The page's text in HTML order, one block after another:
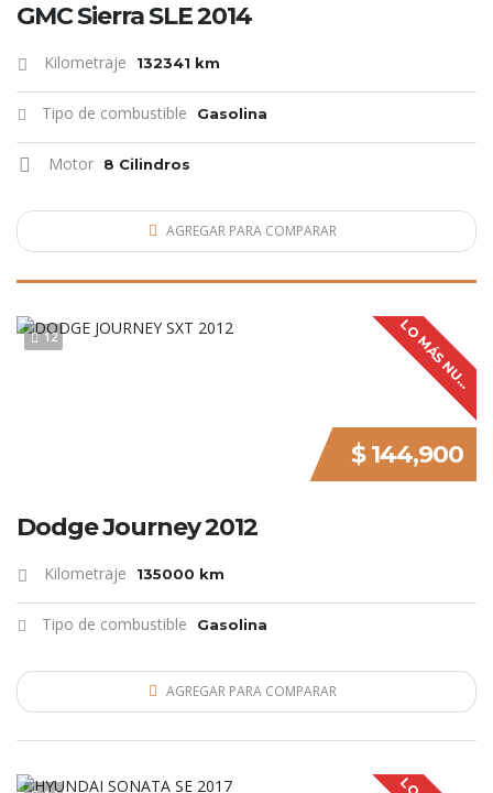
GMC Sierra SLE 2014
Kilometraje 132341 km
Tipo de combustible Gasolina
Motor 8 Cilindros
AGREGAR PARA COMPARAR
12 L
O
M
Á
S
N
U
E
V
O
$ 144,900
Dodge Journey 2012
Kilometraje 135000 km
Tipo de combustible Gasolina
AGREGAR PARA COMPARAR